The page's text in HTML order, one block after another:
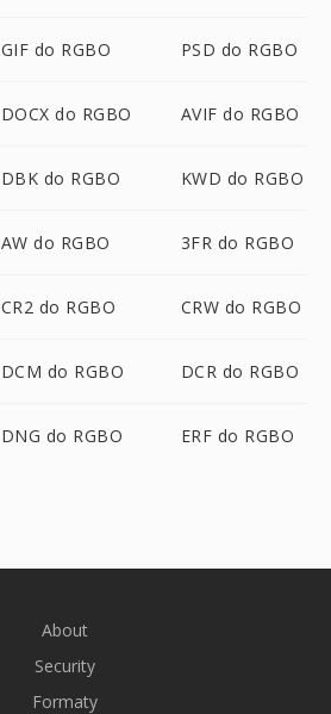
GIF do RGBO PSD do RGBO
DOCX do RGBO AVIF do RGBO
DBK do RGBO KWD do RGBO
AW do RGBO 3FR do RGBO
CR2 do RGBO CRW do RGBO
DCM do RGBO DCR do RGBO
DNG do RGBO ERF do RGBO
About
Security
Formaty